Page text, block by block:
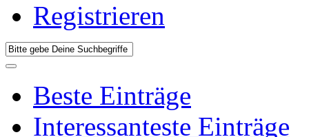
Registrieren
Beste Einträge
Interessanteste Einträge